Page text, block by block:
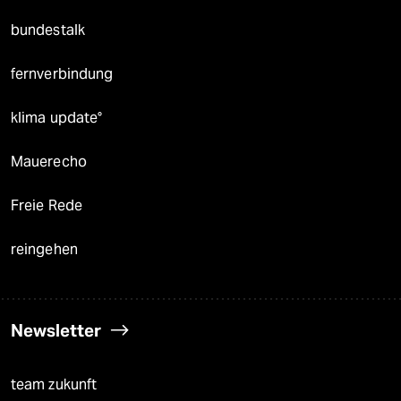
bundestalk
fernverbindung
klima update°
Mauerecho
Freie Rede
reingehen
Newsletter
team zukunft